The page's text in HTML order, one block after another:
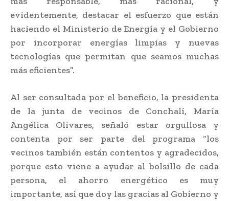
evidentemente, destacar el esfuerzo que están
haciendo el Ministerio de Energía y el Gobierno
por incorporar energías limpias y nuevas
tecnologías que permitan que seamos muchas
más eficientes”.
Al ser consultada por el beneficio, la presidenta
de la junta de vecinos de Conchalí, María
Angélica Olivares, señaló estar orgullosa y
contenta por ser parte del programa “los
vecinos también están contentos y agradecidos,
porque esto viene a ayudar al bolsillo de cada
persona, el ahorro energético es muy
importante, así que doy las gracias al Gobierno y